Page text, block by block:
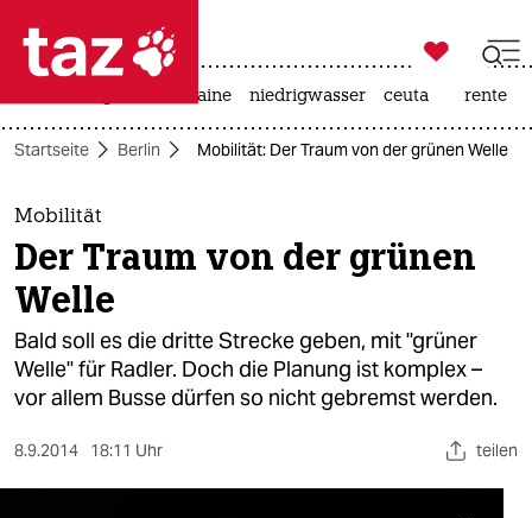
 taz zahl ich
taz zahl ich
themen
politik
öko
gesellschaft
sport

taz zahl ich
krieg in der ukraine niedrigwasser ceuta rente
Startseite Berlin Mobilität: Der Traum von der grünen Welle
Mobilität
Der Traum von der grünen
Welle
Bald soll es die dritte Strecke geben, mit "grüner
Welle" für Radler. Doch die Planung ist komplex –
vor allem Busse dürfen so nicht gebremst werden.
8.9.2014 18:11 Uhr teilen